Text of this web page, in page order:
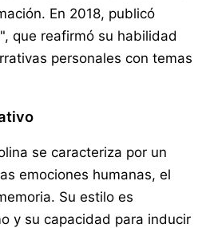
En 2018, publicó
que reafirmó su habilidad
personales con temas
se caracteriza por un
emociones humanas, el
Su estilo es
y su capacidad para inducir